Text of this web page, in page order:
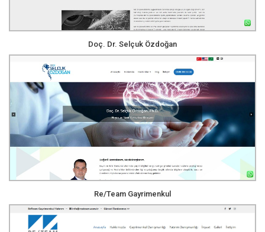
Doç. Dr. Selçuk Özdoğan
Re/Team Gayrimenkul